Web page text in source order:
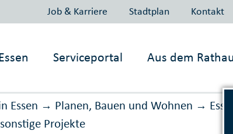
Job & Karriere Stadtplan Kontakt
Serviceportal Aus dem
Essen → Planen, Bauen und Wohnen →
Projekte